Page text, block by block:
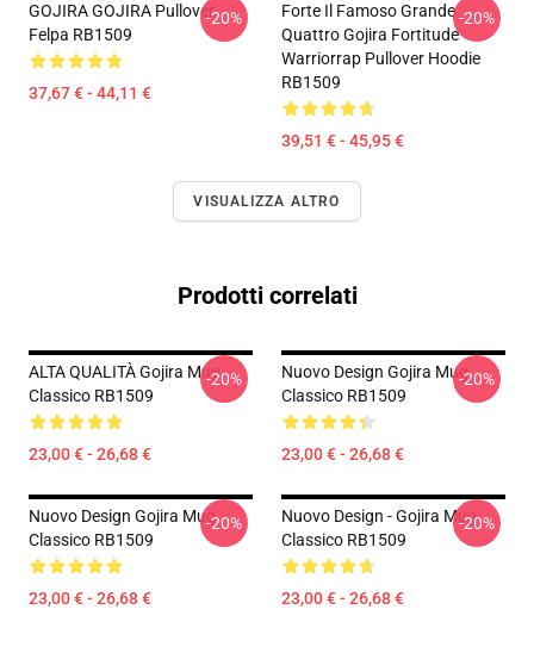
GOJIRA GOJIRA Pullover
Felpa RB1509
37,67 € - 44,11 €
-20%
Forte Il Famoso Grande
Quattro Gojira Fortitude
Warriorrap Pullover Hoodie
RB1509
39,51 € - 45,95 €
-20%
VISUALIZZA ALTRO
Prodotti correlati
ALTA QUALITÀ Gojira Mug
Classico RB1509
23,00 € - 26,68 €
-20%
Nuovo Design Gojira Mug
Classico RB1509
23,00 € - 26,68 €
-20%
Nuovo Design Gojira Mug
Classico RB1509
23,00 € - 26,68 €
-20%
Nuovo Design - Gojira Mug
Classico RB1509
23,00 € - 26,68 €
-20%